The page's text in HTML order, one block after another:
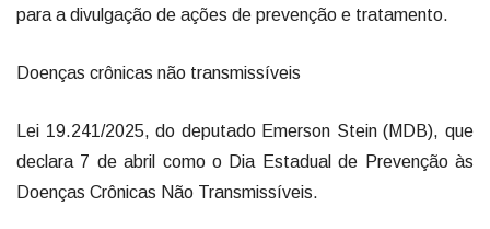
para a divulgação de ações de prevenção e tratamento.
Doenças crônicas não transmissíveis
Lei 19.241/2025, do deputado Emerson Stein (MDB), que
declara 7 de abril como o Dia Estadual de Prevenção às
Doenças Crônicas Não Transmissíveis.